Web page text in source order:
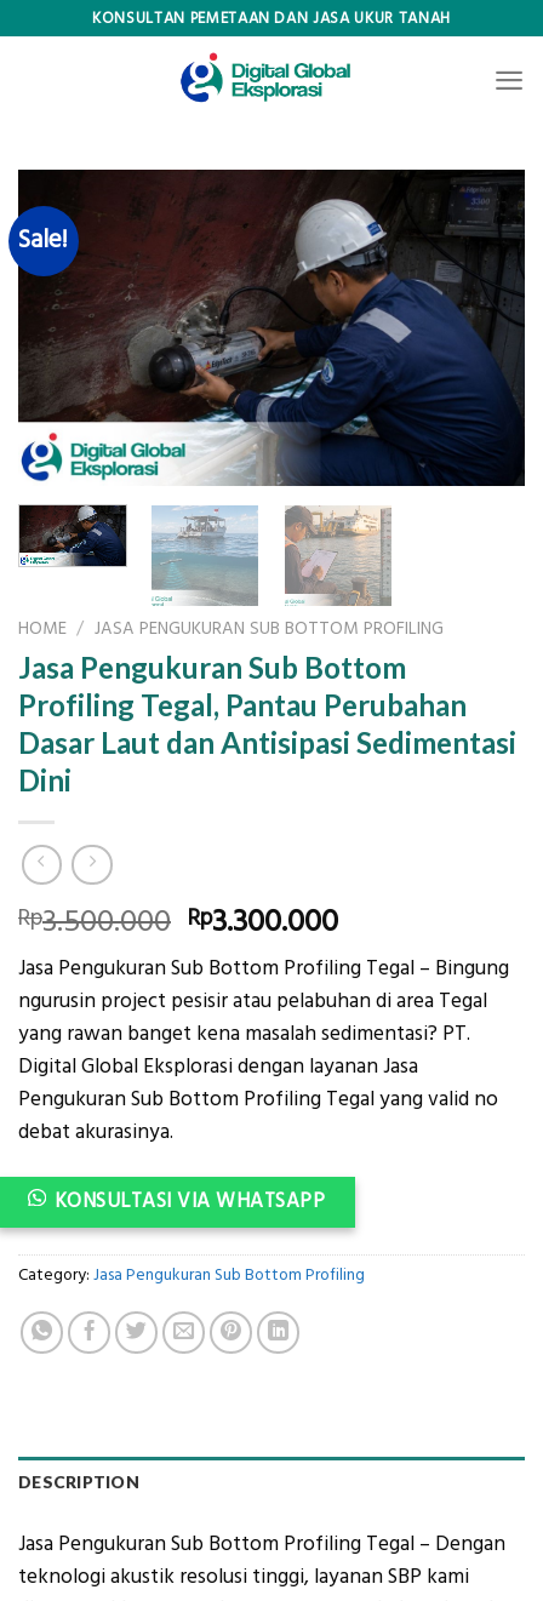
KONSULTAN PEMETAAN DAN JASA UKUR TANAH
Sale!
HOME / JASA PENGUKURAN SUB BOTTOM PROFILING
Jasa Pengukuran Sub Bottom
Profiling Tegal, Pantau Perubahan
Dasar Laut dan Antisipasi Sedimentasi
Dini
Rp3.500.000 Original
price
was:
Rp3.500.000.
Rp3.300.000Current
price
is:
Rp3.300.000.
Jasa Pengukuran Sub Bottom Profiling Tegal – Bingung
ngurusin project pesisir atau pelabuhan di area Tegal
yang rawan banget kena masalah sedimentasi? PT.
Digital Global Eksplorasi dengan layanan Jasa
Pengukuran Sub Bottom Profiling Tegal yang valid no
debat akurasinya.
KONSULTASI VIA WHATSAPP
Category: Jasa Pengukuran Sub Bottom Profiling
DESCRIPTION
Jasa Pengukuran Sub Bottom Profiling Tegal – Dengan
teknologi akustik resolusi tinggi, layanan SBP kami